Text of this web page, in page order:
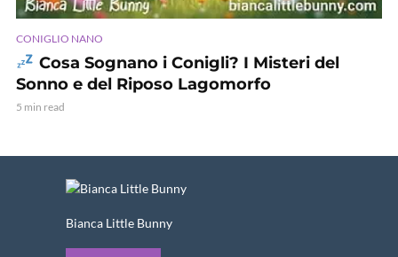
CONIGLIO NANO
Cosa Sognano i Conigli? I Misteri del
Sonno e del Riposo Lagomorfo
5 min read
Bianca Little Bunny